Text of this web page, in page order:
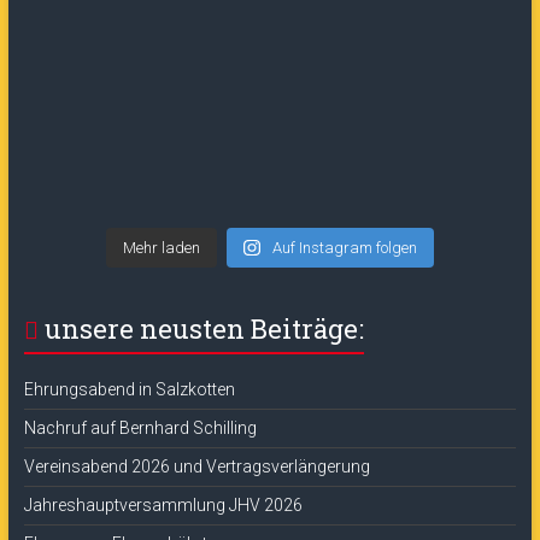
Mehr laden Auf Instagram folgen
unsere neusten Beiträge:
Ehrungsabend in Salzkotten
Nachruf auf Bernhard Schilling
Vereinsabend 2026 und Vertragsverlängerung
Jahreshauptversammlung JHV 2026